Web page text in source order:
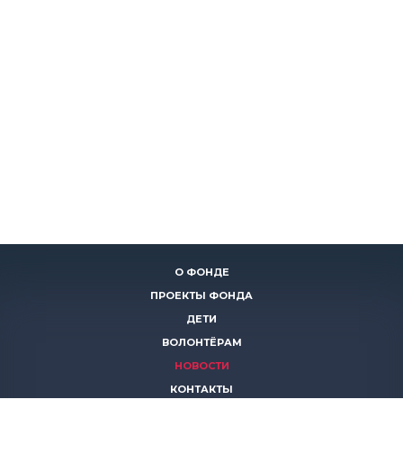
О ФОНДЕ
ПРОЕКТЫ ФОНДА
ДЕТИ
ВОЛОНТЁРАМ
НОВОСТИ
КОНТАКТЫ